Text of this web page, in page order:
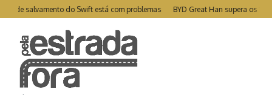
Ir para o conteúdo
de salvamento do Swift está com problemas BYD Great Han supera os